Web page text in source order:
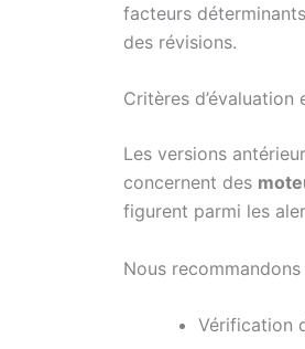
facteurs
des révisions.
Critères
Les versions
concernent des
figurent parmi les
Nous
Vérification